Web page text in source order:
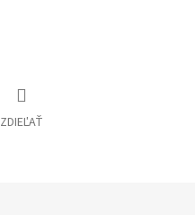
ZDIEĽAŤ